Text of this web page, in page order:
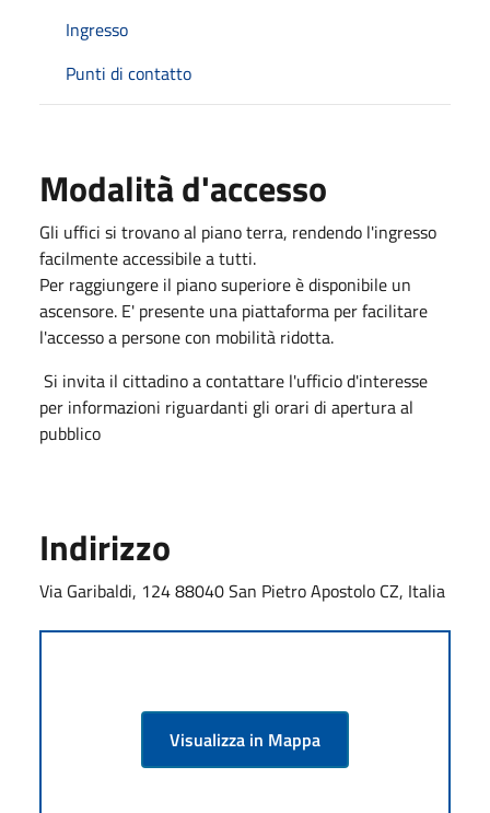
Ingresso
Punti di contatto
Modalità d'accesso
Gli uffici si trovano al piano terra, rendendo l'ingresso
facilmente accessibile a tutti.
Per raggiungere il piano superiore è disponibile un
ascensore. E' presente una piattaforma per facilitare
l'accesso a persone con mobilità ridotta.
Si invita il cittadino a contattare l'ufficio d'interesse
per informazioni riguardanti gli orari di apertura al
pubblico
Indirizzo
Via Garibaldi, 124 88040 San Pietro Apostolo CZ, Italia
Visualizza in Mappa